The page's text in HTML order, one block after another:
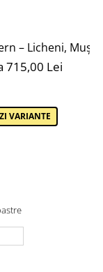
Ramă
– Licheni,
715,00 Lei
VARIANTE